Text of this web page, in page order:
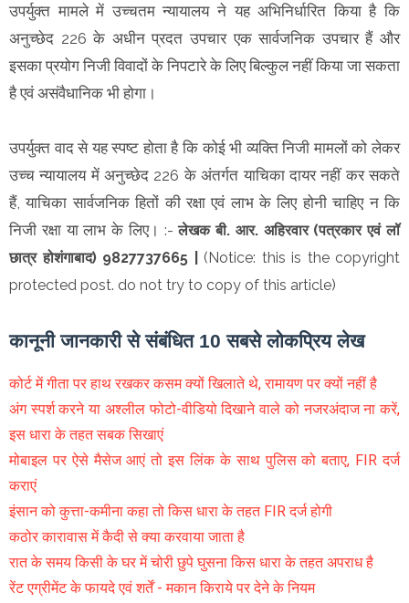
उपर्युक्त मामले में उच्चतम न्यायालय ने यह अभिनिर्धारित किया है कि
अनुच्छेद 226 के अधीन प्रदत उपचार एक सार्वजनिक उपचार हैं और
इसका प्रयोग निजी विवादों के निपटारे के लिए बिल्कुल नहीं किया जा सकता
है एवं असंवैधानिक भी होगा।
उपर्युक्त वाद से यह स्पष्ट होता है कि कोई भी व्यक्ति निजी मामलों को लेकर
उच्च न्यायालय में अनुच्छेद 226 के अंतर्गत याचिका दायर नहीं कर सकते
हैं, याचिका सार्वजनिक हितों की रक्षा एवं लाभ के लिए होनी चाहिए न कि
निजी रक्षा या लाभ के लिए। :-लेखकबी. आर. अहिरवार (पत्रकार एवं लॉ
छात्र होशंगाबाद) 9827737665 | (Notice: this is the copyright
protected post. do not try to copy of this article)
कानूनी जानकारी से संबंधित 10 सबसे लोकप्रिय लेख
कोर्ट में गीता पर हाथ रखकर कसम क्यों खिलाते थे, रामायण पर क्यों नहीं है
अंग स्पर्श करने या अश्लील फोटो-वीडियो दिखाने वाले को नजरअंदाज ना करें,
इस धारा के तहत सबक सिखाएं
मोबाइल पर ऐसे मैसेज आएं तो इस लिंक के साथ पुलिस को बताए, FIR दर्ज
कराएं
इंसान को कुत्ता-कमीना कहा तो किस धारा के तहत FIR दर्ज होगी
कठोर कारावास में कैदी से क्या करवाया जाता है
रात के समय किसी के घर में चोरी छुपे घुसना किस धारा के तहत अपराध है
रेंट एग्रीमेंट के फायदे एवं शर्तें - मकान किराये पर देने के नियम